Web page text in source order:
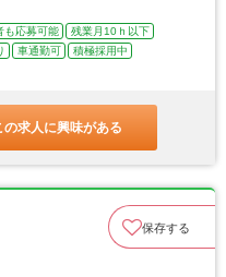
も応募可能
残業月10ｈ以下
車通勤可
積極採用中
の求人に興味がある
保存する